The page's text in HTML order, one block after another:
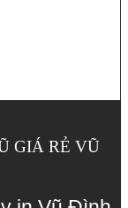
GIÁ RẺ VŨ